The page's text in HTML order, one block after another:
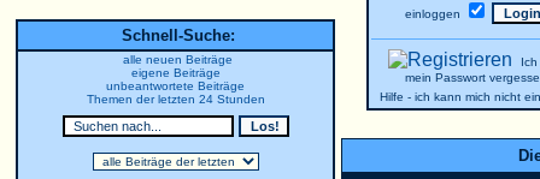
Schnell-Suche:
alle neuen Beiträge
eigene Beiträge
unbeantwortete Beiträge
Themen der letzten 24 Stunden
einloggen
mein Passwort
Hilfe - ich kann mich nicht